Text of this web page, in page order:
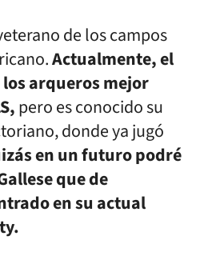
de los campos
Actualmente, el
arqueros mejor
pero es conocido su
donde ya jugó
en un futuro podré
que de
en su actual